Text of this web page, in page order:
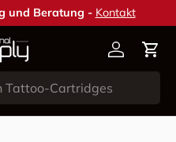
und Beratung - Kontakt
Konto